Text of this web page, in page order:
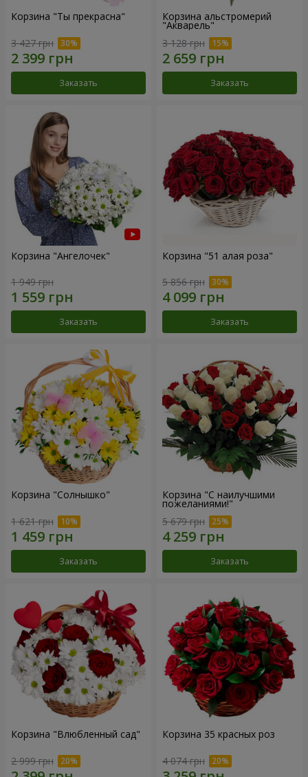
Корзина "Ты прекрасна"
3 427 грн
Заказать
Корзина альстромерий
"Акварель"
3 128 грн
Заказать
Корзина "Ангелочек"
1 949 грн
Заказать
Корзина "51 алая роза"
5 856 грн
Заказать
Корзина "Солнышко"
1 621 грн
Заказать
Корзина "С наилучшими
пожеланиями!"
5 679 грн
Заказать
Корзина "Влюбленный сад"
2 999 грн
Корзина 35 красных роз
4 074 грн